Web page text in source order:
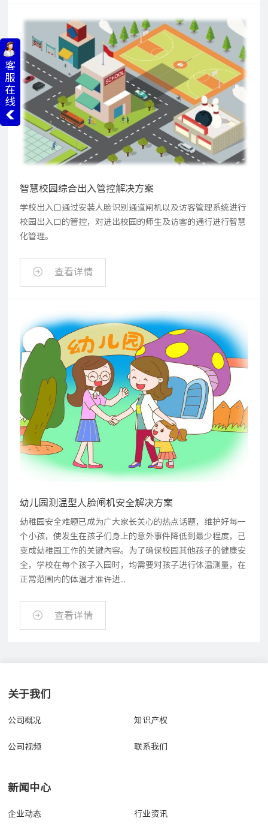
智慧校园综合出入管控解决方案
学校出入口通过安装人脸识别通道闸机以及访客管理系统进行
校园出入口的管控，对进出校园的师生及访客的通行进行智慧
化管理。
查看详情
幼儿园测温型人脸闸机安全解决方案
幼稚园安全难题已成为广大家长关心的热点话题，维护好每一
个小孩，使发生在孩子们身上的意外事件降低到最少程度，已
变成幼稚园工作的关键內容。为了确保校园其他孩子的健康安
全，学校在每个孩子入园时，均需要对孩子进行体温测量，在
正常范围内的体温才准许进...
查看详情
关于我们
公司概况 知识产权
公司视频 联系我们
新闻中心
企业动态 行业资讯
客
服
在
线